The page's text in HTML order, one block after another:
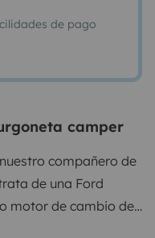
de pago
camper
compañero de
de una Ford
motor de cambio de
de 6 velocidades,